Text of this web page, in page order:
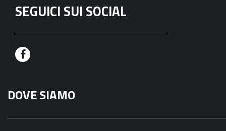
SEGUICI SUI SOCIAL
F
c
e
DOVE SIAMO